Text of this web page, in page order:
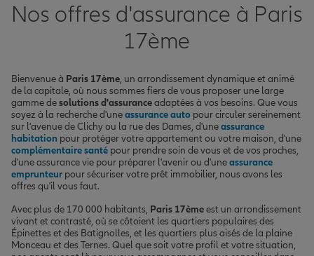
Nos offres d'assurance à Paris
17ème
Bienvenue à Paris 17ème, un arrondissement dynamique et animé
de la capitale, où nous sommes fiers de vous proposer une large
gamme desolutions d'assuranceadaptées à vos besoins. Que vous
soyez à la recherche d'uneassurance auto pour circuler sereinement
sur l'avenue de Clichy ou la rue des Dames, d'uneassurance
habitation pour protéger votre appartement ou votre maison, d'une
complémentaire santé pour prendre soin de vous et de vos proches,
d'une assurance vie pour préparer l'avenir ou d'uneassurance
emprunteur pour sécuriser votre prêt immobilier, nous avons les
offres qu'il vous faut.
Avec plus de 170 000 habitants, Paris 17èmeest un arrondissement
vivant et contrasté, où se côtoient les quartiers populaires des
Épinettes et des Batignolles, et les quartiers plus aisés de la plaine
Monceau et des Ternes. Quel que soit votre profil et votre situation,